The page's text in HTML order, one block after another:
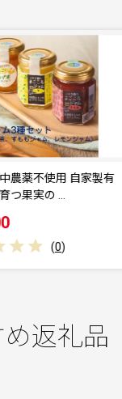
熟レモン使用 素材を味
ンジャム＆レ…
(
返礼品